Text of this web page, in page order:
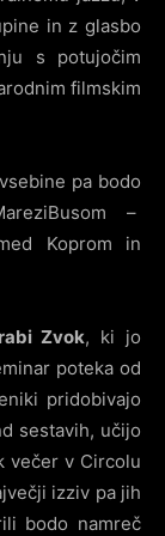
in z glasbo
s potujočim
filmskim
pa bodo
–
Koprom in
Zvok, ki jo
poteka od
pridobivajo
sestavih, učijo
večer v Circolu
izziv pa jih
bodo namreč